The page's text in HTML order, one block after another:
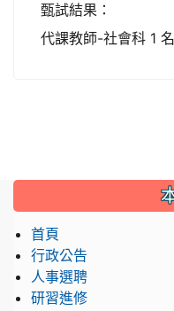
甄試結果：
代課教師-社會科 1
:::
首頁
行政公告
人事選聘
研習進修